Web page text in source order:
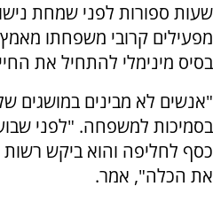
שעות ספורות לפני שמחת
מפעילים קרובי משפחתו מאמץ
בסיס מינימלי להתחיל את
"אנשים לא מבינים במושגים
בסמיכות למשפחה. "לפני
כסף לחליפה והוא ביקש
את הכלה", אמר.